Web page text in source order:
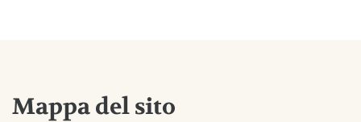
Mappa del sito